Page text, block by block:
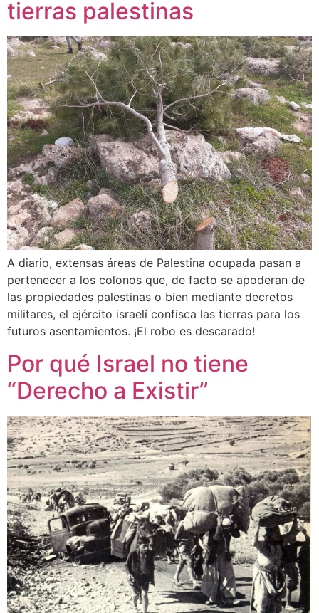
tierras palestinas
A diario, extensas áreas de Palestina ocupada pasan a
pertenecer a los colonos que, de facto se apoderan de
las propiedades palestinas o bien mediante decretos
militares, el ejército israelí confisca las tierras para los
futuros asentamientos. ¡El robo es descarado!
Por qué Israel no tiene
“Derecho a Existir”